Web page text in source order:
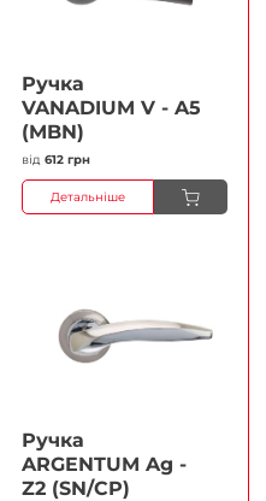
Ручка
VANADIUM V - A5
(MBN)
від 612 грн
Детальніше
Ручка
ARGENTUM Ag -
Z2 (SN/CP)